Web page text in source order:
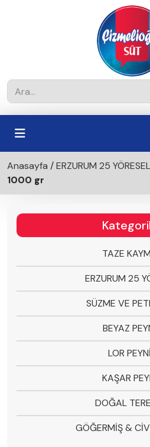
Anasayfa /ERZURUM 25 YÖRESEL
1000 gr
TAZE
ERZURUM 25
SÜZME VE
BEYAZ
LOR
KAŞAR
DOĞAL
GÖĞERMİŞ &